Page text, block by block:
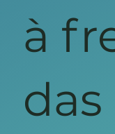
à
das